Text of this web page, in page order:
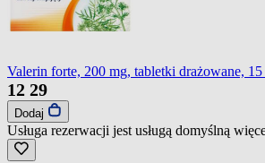
Valerin forte, 200 mg, tabletki drażowane, 15
12 29
Dodaj
Usługa rezerwacji jest usługą domyślną